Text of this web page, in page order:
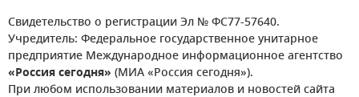
Свидетельство о регистрации Эл № ФС77-57640.
Учредитель: Федеральное государственное унитарное
предприятие Международное информационное агентство
«Россия сегодня» (МИА «Россия сегодня»).
При любом использовании материалов и новостей сайта